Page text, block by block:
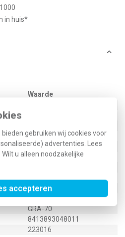
gebruiken wij cookies voor
advertenties. Lees
. Wilt u alleen noodzakelijke
accepteren
in huis*
Waarde
Schoepen
Nee
150 Millimeter
GRA-70
8413893048011
223016